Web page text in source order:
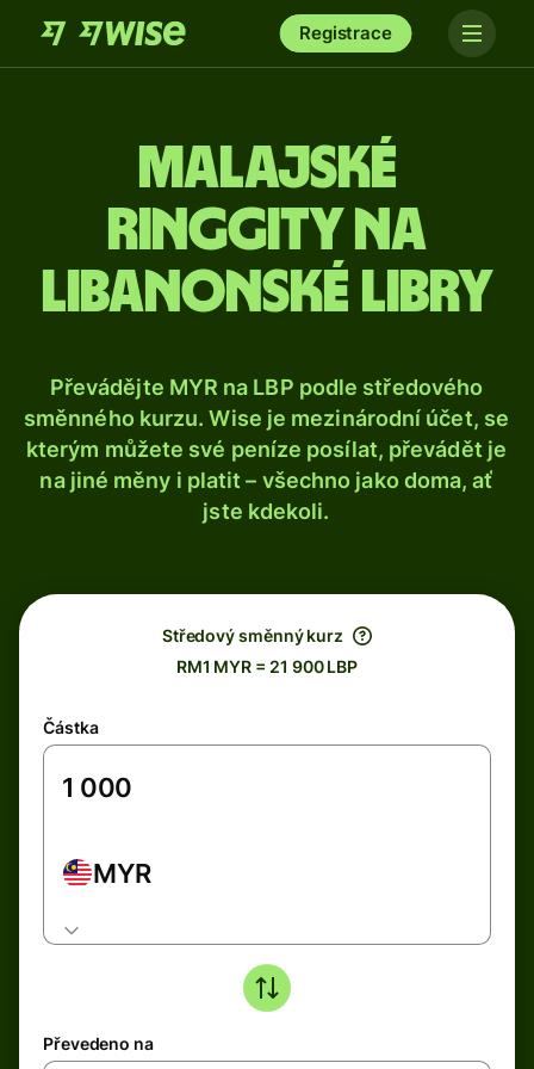
Registrace
Malajské
ringgity na
libanonské libry
Převádějte MYR na LBP podle středového
směnného kurzu. Wise je mezinárodní účet, se
kterým můžete své peníze posílat, převádět je
na jiné měny i platit – všechno jako doma, ať
jste kdekoli.
Středový směnný kurz
RM1 MYR = 21 900 LBP
Částka
MYR
Převedeno na